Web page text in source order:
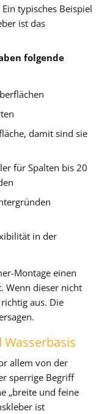
typisches Beispiel
ist das
folgende
damit sind sie
für Spalten bis 20
in der
Montage einen
Wenn dieser nicht
aus. Die
allem von der
sperrige Begriff
„breite und feine
ist